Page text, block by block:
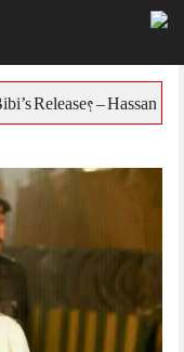
content